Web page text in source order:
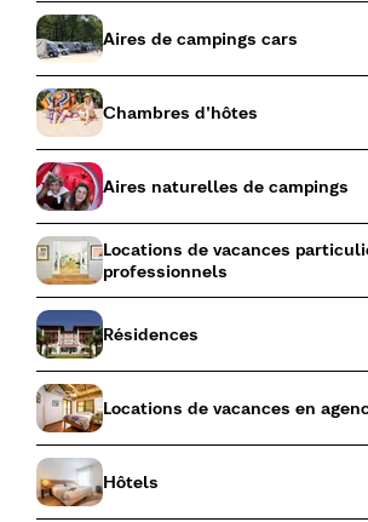
Aires de campings cars
Chambres d'hôtes
Aires naturelles de campings
Locations de vacances
professionnels
Résidences
Locations de vacances en
Hôtels